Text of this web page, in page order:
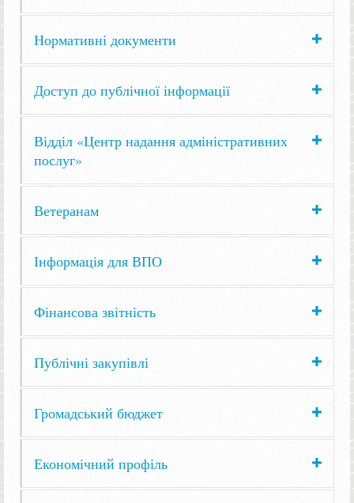
Нормативні документи
Доступ до публічної інформації
Відділ «Центр надання адміністративних
послуг»
Ветеранам
Інформація для ВПО
Фінансова звітність
Публічні закупівлі
Громадський бюджет
Економічний профіль